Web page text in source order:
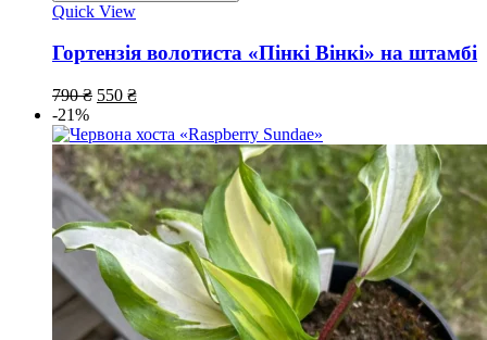
Quick View
Гортензія волотиста «Пінкі Вінкі» на штамбі
790₴ 550 ₴
-21%